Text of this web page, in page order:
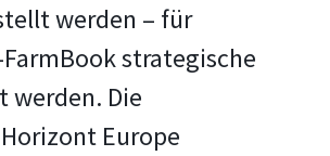
werden – für
strategische
Die
Europe